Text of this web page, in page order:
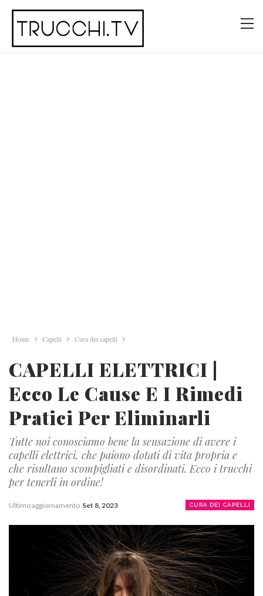
Home Capelli Cura dei capelli
CAPELLI ELETTRICI |
Ecco Le Cause E I Rimedi
Pratici Per Eliminarli
Tutte noi conosciamo bene la sensazione di avere i
capelli elettrici, che paiono dotati di vita propria e
che risultano scompigliati e disordinati. Ecco i trucchi
per tenerli in ordine!
CURA DEI CAPELLI
Ultimo aggiornamento Set 8, 2023